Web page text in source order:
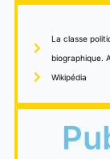
La classe
biographique.
Wikipédia